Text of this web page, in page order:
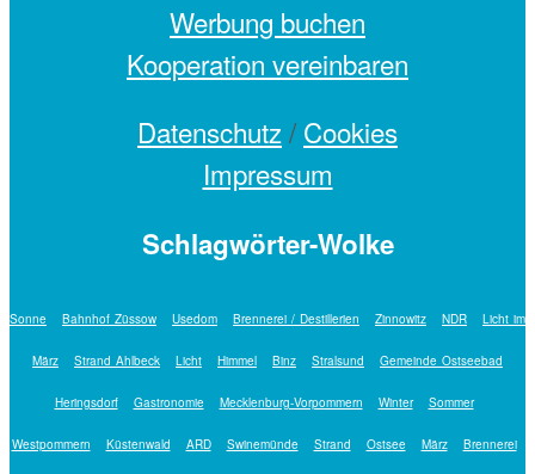
Werbung buchen
Kooperation vereinbaren
Datenschutz/ Cookies
Impressum
Schlagwörter-Wolke
Sonne Bahnhof Züssow Usedom Brennerei / Destillerien Zinnowitz NDR Licht im
März Strand Ahlbeck Licht Himmel Binz Stralsund Gemeinde Ostseebad
Heringsdorf Gastronomie Mecklenburg-Vorpommern Winter Sommer
Westpommern Küstenwald ARD Swinemünde Strand Ostsee März Brennerei